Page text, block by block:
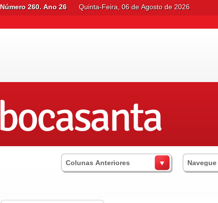
Número 260. Ano 26 Quinta-Feira, 06 de Agosto de 2026
Colunas Anteriores